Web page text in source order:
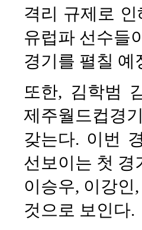
격리 규제로
유럽파 선수들
경기를 펼칠 예
또한, 김학범
제주월드컵경
갖는다. 이번
선보이는 첫 경
이승우, 이강인
것으로 보인다.